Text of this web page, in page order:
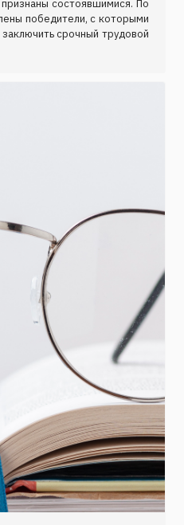
состоявшимися. По
победители, с которыми
срочный трудовой